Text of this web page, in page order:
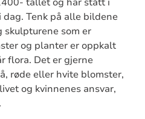
Tenk på alle bildene
skulpturene som er
og planter er oppkalt
flora. Det er gjerne
røde eller hvite blomster,
og kvinnenes ansvar,